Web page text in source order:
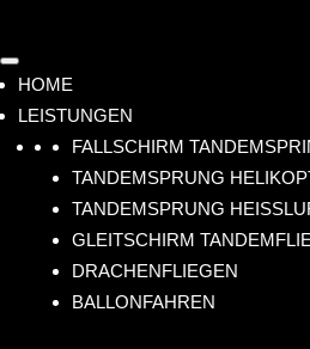
HOME
LEISTUNGEN
FALLSCHIRM
TANDEMSPRUNG
TANDEMSPRUNG
GLEITSCHIRM
DRACHENFLIEGEN
BALLONFAHREN